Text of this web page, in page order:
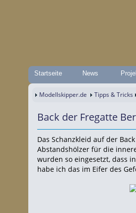
Startseite News
Modellskipper.de Tipps & Tricks
Back der Fregatte
Das Schanzkleid auf der
Abstandshölzer für die
wurden so eingesetzt, dass
habe ich das im Eifer des